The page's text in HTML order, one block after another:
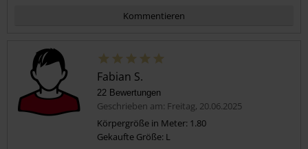
Kommentieren
Fabian S.
22 Bewertungen
Geschrieben am: Freitag, 20.06.2025
Körpergröße in Meter: 1.80
Gekaufte Größe: L